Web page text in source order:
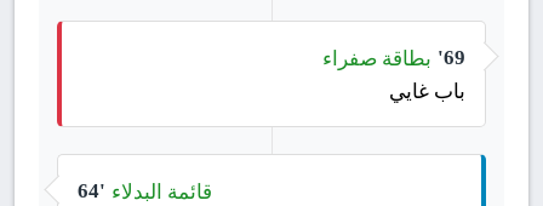
69' بطاقة صفراء
باب غايي
64' قائمة البدلاء